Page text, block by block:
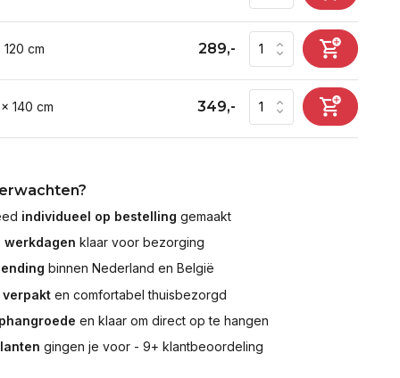
cm 289,-
140 cm 349,-
individueel op bestelling gemaakt
werkdagen klaar voor bezorging
binnen Nederland en België
en comfortabel thuisbezorgd
en klaar om direct op te hangen
gingen je voor - 9+ klantbeoordeling